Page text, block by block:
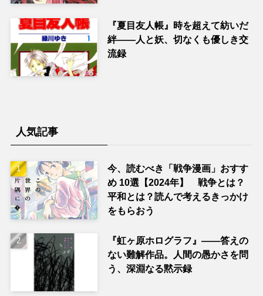
『夏目友人帳』時を超えて紡いだ
絆――人と妖、切なくも優しき交
流録
人気記事
今、読むべき「戦争漫画」おすす
め 10選【2024年】 戦争とは？
平和とは？読んで考えるきっかけ
をもらおう
『虹ヶ原ホログラフ』——答えの
ない難解作品。人間の愚かさを問
う、深淵なる黙示録